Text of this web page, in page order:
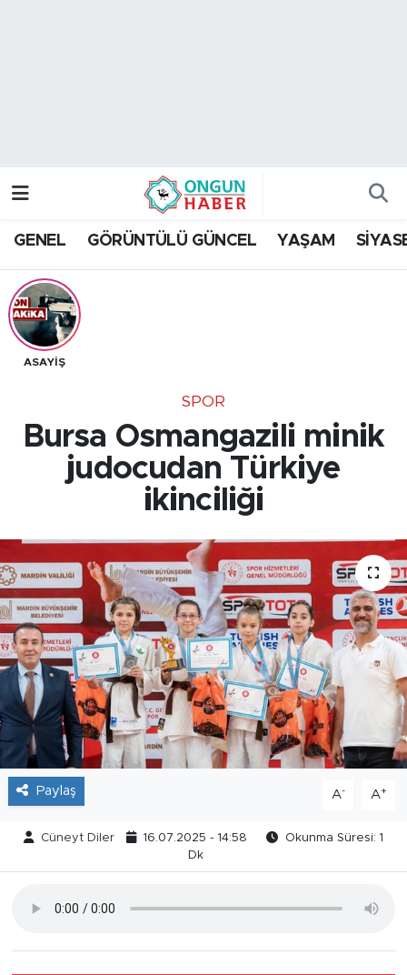
GENEL GÖRÜNTÜLÜ GÜNCEL YAŞAM
ASAYİŞ
SPOR
Bursa Osmangazili minik
judocudan Türkiye
ikinciliği
Paylaş A- A+
Cüneyt Diler 16.07.2025 - 14:58
Okunma Süresi: 1
Dk
Trafik Durumu
Tüm Manşetler
Son Dakika Haberleri